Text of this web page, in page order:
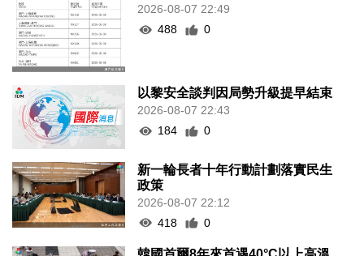
2026-08-07 22:49
488
0
以黎安全談判因局勢升級提早結束
2026-08-07 22:43
184
0
新一輪長者十年行動計劃落實民生
政策
2026-08-07 22:12
418
0